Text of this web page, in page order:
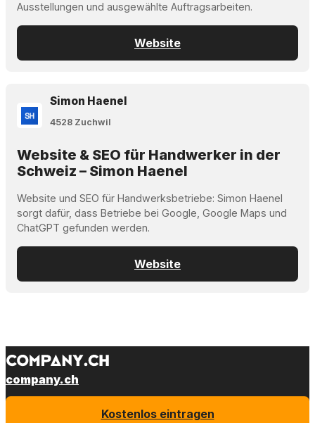
Ausstellungen und ausgewählte Auftragsarbeiten.
Website
Simon Haenel
4528 Zuchwil
Website & SEO für Handwerker in der
Schweiz – Simon Haenel
Website und SEO für Handwerksbetriebe: Simon Haenel
sorgt dafür, dass Betriebe bei Google, Google Maps und
ChatGPT gefunden werden.
Website
company.ch
Kostenlos eintragen